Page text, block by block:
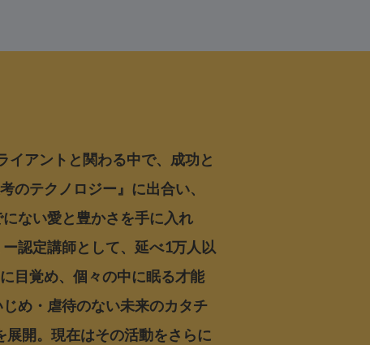
イアントと関わる中で、成功と
のテクノロジー』に出合い、
ない愛と豊かさを手に入れ
認定講師として、延べ1万人以
目覚め、個々の中に眠る才能
め・虐待のない未来のカタチ
開。現在はその活動をさらに